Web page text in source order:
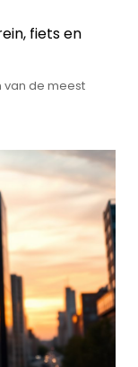
fiets en
van de meest